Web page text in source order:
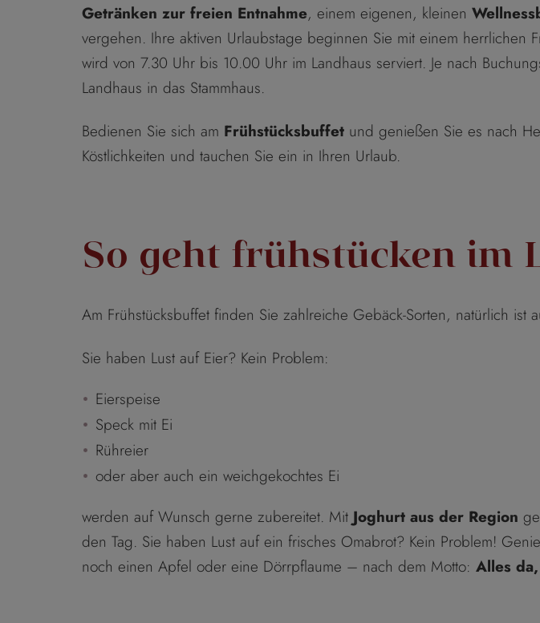
Getränken zur freien Entnahme, einem eigenen, kleinen
vergehen. Ihre aktiven Urlaubstage beginnen Sie mit einem herrlichen
wird von 7.30 Uhr bis 10.00 Uhr im Landhaus serviert. Je nach
Landhaus in das Stammhaus.
Bedienen Sie sich am Frühstücksbuffet und genießen Sie es nach
Köstlichkeiten und tauchen Sie ein in Ihren Urlaub.
So geht frühstücken im
Am Frühstücksbuffet finden Sie zahlreiche Gebäck-Sorten, natürlich ist
Sie haben Lust auf Eier? Kein Problem:
Eierspeise
Speck mit Ei
Rühreier
oder aber auch ein weichgekochtes Ei
werden auf Wunsch gerne zubereitet. Mit Joghurt aus der Region
den Tag. Sie haben Lust auf ein frisches Omabrot? Kein Problem!
noch einen Apfel oder eine Dörrpflaume – nach dem Motto: Alles